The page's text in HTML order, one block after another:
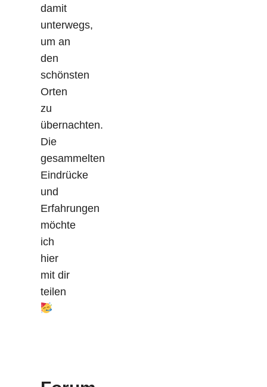
damit
unterwegs,
um an
den
schönsten
Orten
zu
übernachten.
Die
gesammelten
Eindrücke
und
Erfahrungen
möchte
ich
hier
mit dir
teilen